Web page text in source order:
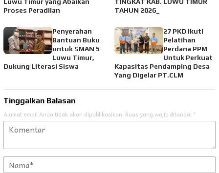
Proses Peradilan
TAHUN 2026_
Penyerahan
Bantuan Buku
untuk SMAN 5
Luwu Timur,
Dukung Literasi Siswa
27 PKD Ikuti
Pelatihan
Perdana PPM
Untuk Perkuat
Kapasitas Pendamping Desa
Yang Digelar PT.CLM
Tinggalkan Balasan
Alamat email Anda tidak akan dipublikasikan. Ruas yang wajib ditandai *